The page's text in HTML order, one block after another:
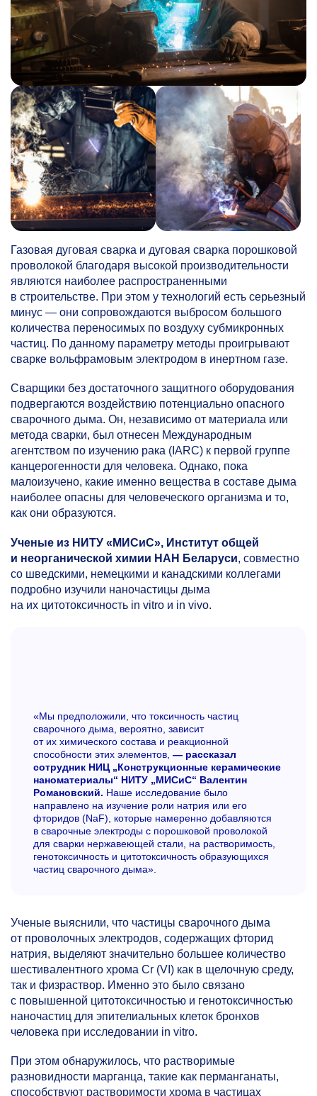
Газовая дуговая сварка и дуговая сварка порошковой
проволокой благодаря высокой производительности
являются наиболее распространенными
в строительстве. При этом у технологий есть серьезный
минус — они сопровождаются выбросом большого
количества переносимых по воздуху субмикронных
частиц. По данному параметру методы проигрывают
сварке вольфрамовым электродом в инертном газе.
Сварщики без достаточного защитного оборудования
подвергаются воздействию потенциально опасного
сварочного дыма. Он, независимо от материала или
метода сварки, был отнесен Международным
агентством по изучению рака (IARC) к первой группе
канцерогенности для человека. Однако, пока
малоизучено, какие именно вещества в составе дыма
наиболее опасны для человеческого организма и то,
как они образуются.
Ученые из НИТУ «МИСиС», Институт общей
и неорганической химии НАН Беларуси, совместно
со шведскими, немецкими и канадскими коллегами
подробно изучили наночастицы дыма
на их цитотоксичность in vitro и in vivo.
«Мы предположили, что токсичность частиц
сварочного дыма, вероятно, зависит
от их химического состава и реакционной
способности этих элементов, — рассказал
сотрудник НИЦ „Конструкционные керамические
наноматериалы“ НИТУ „МИСиС“ Валентин
Романовский. Наше исследование было
направлено на изучение роли натрия или его
фторидов (NaF), которые намеренно добавляются
в сварочные электроды с порошковой проволокой
для сварки нержавеющей стали, на растворимость,
генотоксичность и цитотоксичность образующихся
частиц сварочного дыма».
Ученые выяснили, что частицы сварочного дыма
от проволочных электродов, содержащих фторид
натрия, выделяют значительно большее количество
шестивалентного хрома Cr (VI) как в щелочную среду,
так и физраствор. Именно это было связано
с повышенной цитотоксичностью и генотоксичностью
наночастиц для эпителиальных клеток бронхов
человека при исследовании in vitro.
При этом обнаружилось, что растворимые
разновидности марганца, такие как перманганаты,
способствуют растворимости хрома в частицах